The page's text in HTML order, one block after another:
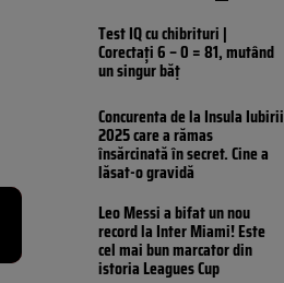
Test IQ cu chibrituri |
Corectați 6 – 0 = 81, mutând
un singur băț
Concurenta de la Insula Iubirii
2025 care a rămas
însărcinată în secret. Cine a
lăsat-o gravidă
Leo Messi a bifat un nou
record la Inter Miami! Este
cel mai bun marcator din
istoria Leagues Cup